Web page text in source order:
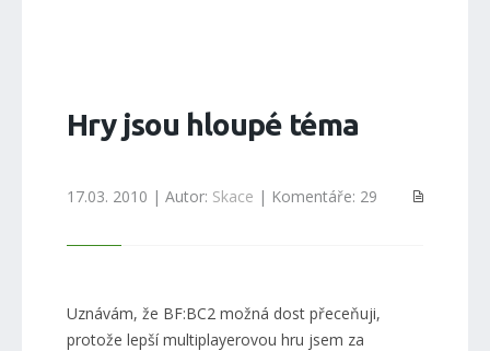
Hry jsou hloupé téma
17.03. 2010 | Autor: Skace | Komentáře: 29
Uznávám, že BF:BC2 možná dost přeceňuji,
protože lepší multiplayerovou hru jsem za